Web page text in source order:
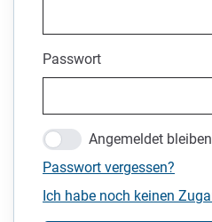
Passwort
Angemeldet bleiben
Passwort vergessen?
Ich habe noch keinen